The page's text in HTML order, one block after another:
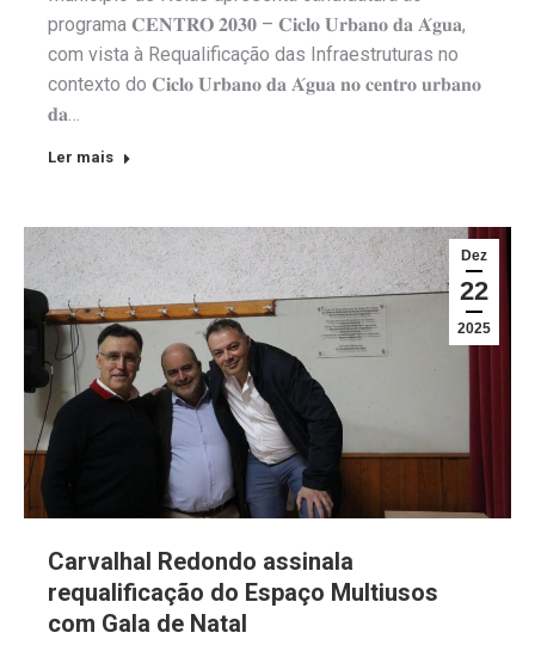
programa 𝐂𝐄𝐍𝐓𝐑𝐎 𝟐𝟎𝟑𝟎 – 𝐂𝐢𝐜𝐥𝐨 𝐔𝐫𝐛𝐚𝐧𝐨 𝐝𝐚 𝐀́𝐠𝐮𝐚,
com vista à Requalificação das Infraestruturas no
contexto do 𝐂𝐢𝐜𝐥𝐨 𝐔𝐫𝐛𝐚𝐧𝐨 𝐝𝐚 𝐀́𝐠𝐮𝐚 𝐧𝐨 𝐜𝐞𝐧𝐭𝐫𝐨 𝐮𝐫𝐛𝐚𝐧𝐨
𝐝𝐚…
Ler mais
Dez
22
2025
Carvalhal Redondo assinala
requalificação do Espaço Multiusos
com Gala de Natal